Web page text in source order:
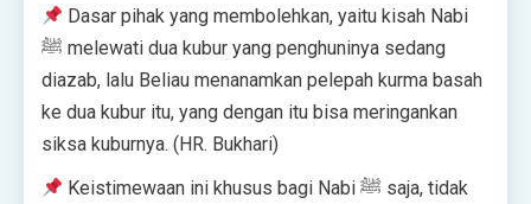
Dasar pihak yang membolehkan, yaitu kisah Nabi
ﷺ melewati dua kubur yang penghuninya sedang
diazab, lalu Beliau menanamkan pelepah kurma basah
ke dua kubur itu, yang dengan itu bisa meringankan
siksa kuburnya. (HR. Bukhari)
Keistimewaan ini khusus bagi Nabi ﷺ saja, tidak